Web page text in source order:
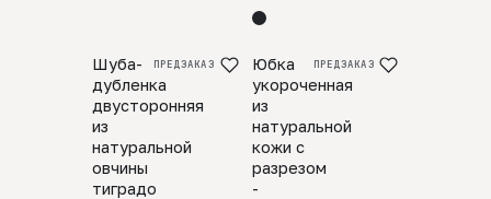
Шуба-
дубленка
двусторонняя
из
натуральной
овчины
тиградо
ПРЕДЗАКАЗ
Юбка
укороченная
из
натуральной
кожи c
разрезом
-
ПРЕДЗАКАЗ